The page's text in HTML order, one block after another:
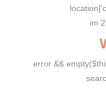
im
error &&